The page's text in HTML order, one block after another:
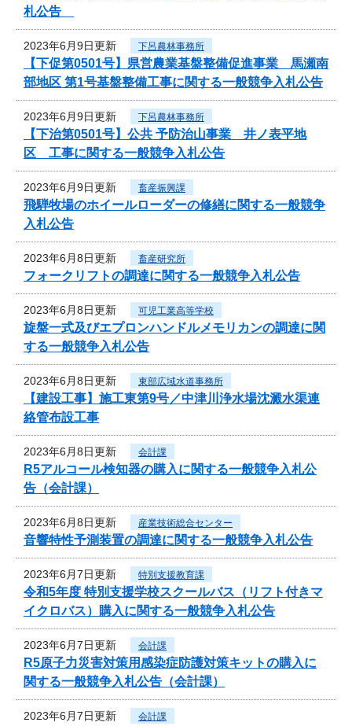
札公告
2023年6月9日更新 下呂農林事務所
【下促第0501号】県営農業基盤整備促進事業 馬瀬南
部地区 第1号基盤整備工事に関する一般競争入札公告
2023年6月9日更新 下呂農林事務所
【下治第0501号】公共 予防治山事業 井ノ表平地
区 工事に関する一般競争入札公告
2023年6月9日更新 畜産振興課
飛騨牧場のホイールローダーの修繕に関する一般競争
入札公告
2023年6月8日更新 畜産研究所
フォークリフトの調達に関する一般競争入札公告
2023年6月8日更新 可児工業高等学校
旋盤一式及びエプロンハンドルメモリカンの調達に関
する一般競争入札公告
2023年6月8日更新 東部広域水道事務所
【建設工事】施工東第9号／中津川浄水場沈澱水渠連
絡管布設工事
2023年6月8日更新 会計課
R5アルコール検知器の購入に関する一般競争入札公
告（会計課）
2023年6月8日更新 産業技術総合センター
音響特性予測装置の調達に関する一般競争入札公告
2023年6月7日更新 特別支援教育課
令和5年度 特別支援学校スクールバス（リフト付きマ
イクロバス）購入に関する一般競争入札公告
2023年6月7日更新 会計課
R5原子力災害対策用感染症防護対策キットの購入に
関する一般競争入札公告（会計課）
2023年6月7日更新 会計課